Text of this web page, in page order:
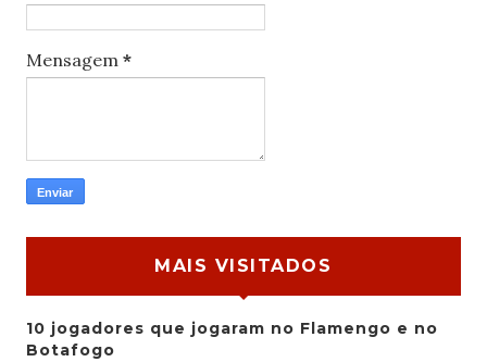
Mensagem *
MAIS VISITADOS
10 jogadores que jogaram no Flamengo e no
Botafogo